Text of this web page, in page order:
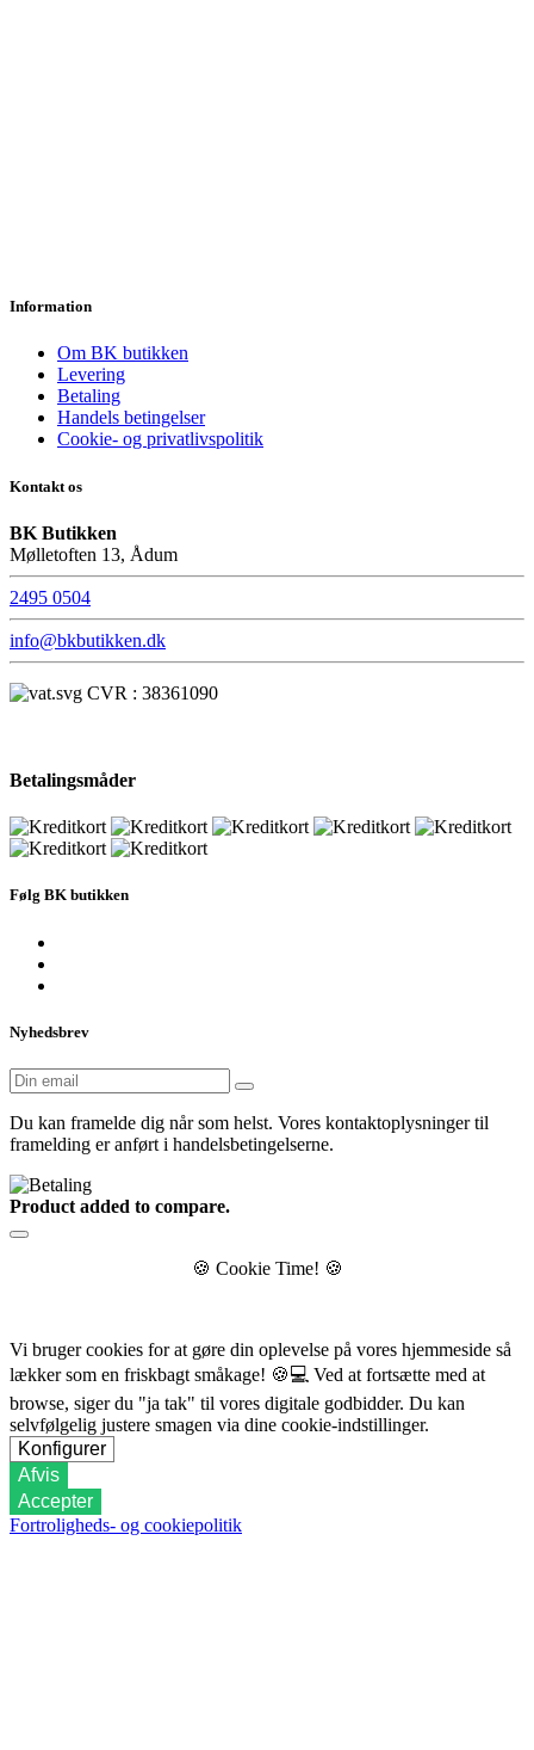
Information
Om BK butikken
Levering
Betaling
Handels betingelser
Cookie- og privatlivspolitik
Kontakt os
BK Butikken
Mølletoften 13, Ådum
2495 0504
info@bkbutikken.dk
CVR : 38361090
Betalingsmåder
Følg BK butikken
Nyhedsbrev
Du kan framelde dig når som helst. Vores kontaktoplysninger til
framelding er anført i handelsbetingelserne.
Product added to compare.
🍪 Cookie Time! 🍪
Vi bruger cookies for at gøre din oplevelse på vores hjemmeside så
lækker som en friskbagt småkage! 🍪💻 Ved at fortsætte med at
browse, siger du "ja tak" til vores digitale godbidder. Du kan
selvfølgelig justere smagen via dine cookie-indstillinger.
Konfigurer
Afvis
Accepter
Fortroligheds- og cookiepolitik